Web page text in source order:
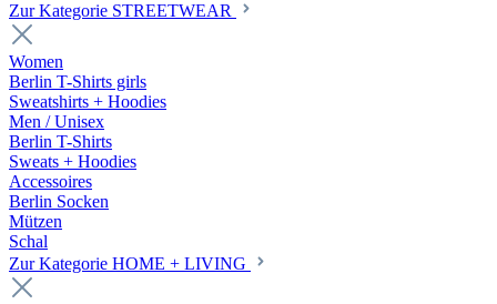
Zur Kategorie STREETWEAR
Women
Berlin T-Shirts girls
Sweatshirts + Hoodies
Men / Unisex
Berlin T-Shirts
Sweats + Hoodies
Accessoires
Berlin Socken
Mützen
Schal
Zur Kategorie HOME + LIVING